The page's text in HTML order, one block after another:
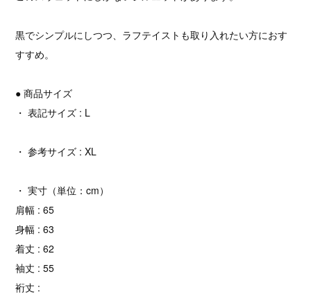
黒でシンプルにしつつ、ラフテイストも取り入れたい方におす
すすめ。
● 商品サイズ
・ 表記サイズ : L
・ 参考サイズ : XL
・ 実寸（単位：cm）
肩幅 : 65
身幅 : 63
着丈 : 62
袖丈 : 55
裄丈 :